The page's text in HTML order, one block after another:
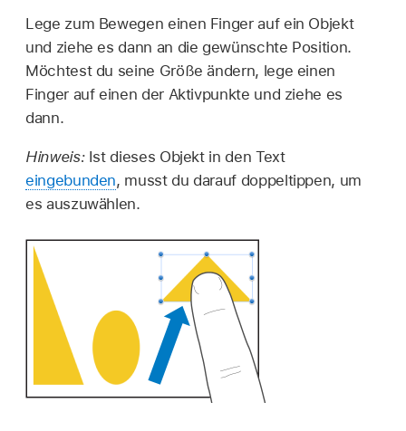
Lege zum Bewegen einen Finger auf ein Objekt
und ziehe es dann an die gewünschte Position.
Möchtest du seine Größe ändern, lege einen
Finger auf einen der Aktivpunkte und ziehe es
dann.
Hinweis: Ist dieses Objekt in den Text
eingebunden, musst du darauf doppeltippen, um
es auszuwählen.